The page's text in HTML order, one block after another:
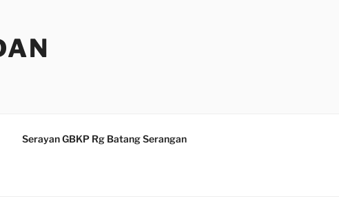
Serayan GBKP Rg Batang Serangan